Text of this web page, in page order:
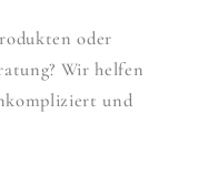
oder
Wir helfen
und